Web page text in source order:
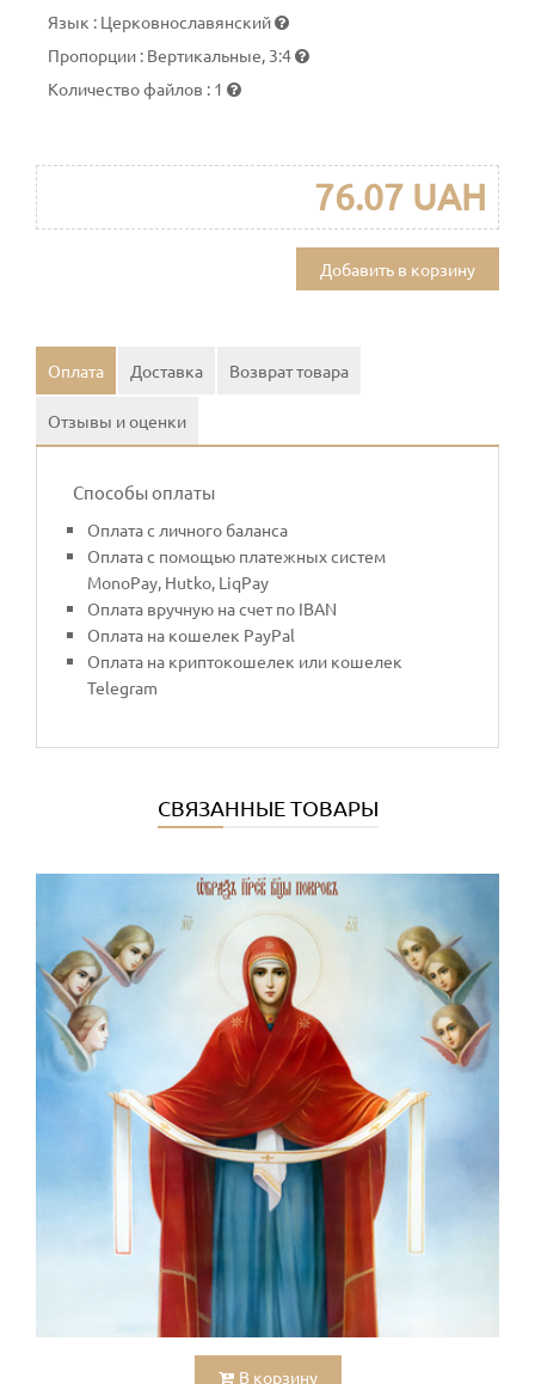
Язык : Церковнославянский
Пропорции : Вертикальные, 3:4
Количество файлов : 1
76.07 UAH
Добавить в корзину
Оплата Доставка Возврат товара
Отзывы и оценки
Способы оплаты
Оплата с личного баланса
Оплата с помощью платежных систем
MonoPay, Hutko, LiqPay
Оплата вручную на счет по IBAN
Оплата на кошелек PayPal
Оплата на криптокошелек или кошелек
Telegram
СВЯЗАННЫЕ ТОВАРЫ
В корзину